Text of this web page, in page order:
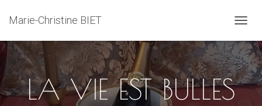
Marie-Christine BIET
É
P
L
E
LA VIE EST BULLES